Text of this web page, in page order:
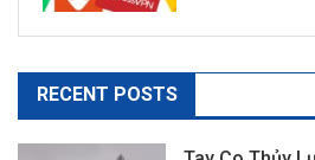
RECENT POSTS